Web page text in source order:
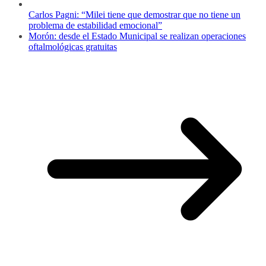
Carlos Pagni: “Milei tiene que demostrar que no tiene un
problema de estabilidad emocional”
Morón: desde el Estado Municipal se realizan operaciones
oftalmológicas gratuitas